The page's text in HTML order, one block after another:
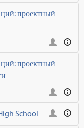
проектный
проектный
School